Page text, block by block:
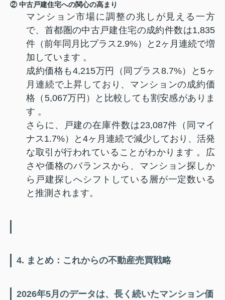
② 中古戸建住宅への関心の高まり
マンション市場に調整の兆しが見える一方
で、首都圏の中古戸建住宅の成約件数は1,835
件（前年同月比プラス2.9%）と2ヶ月連続で増
加しています 。
成約価格も4,215万円（同プラス8.7%）と5ヶ
月連続で上昇しており、マンションの成約価
格（5,067万円）と比較しても割安感がありま
す 。
さらに、戸建の在庫件数は23,087件（同マイ
ナス1.7%）と4ヶ月連続で減少しており、活発
な取引が行われていることがわかります 。広
さや価格のバランスから、マンション探しか
ら戸建探しへシフトしている層が一定数いる
と推測されます。
4. まとめ：これからの不動産売買戦略
2026年5月のデータは、長く続いたマンション価